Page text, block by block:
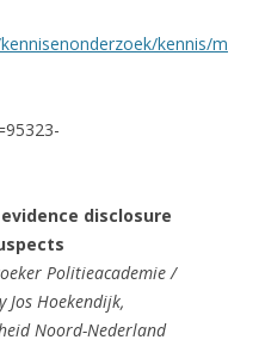
kennis/m
disclosure
Politieacademie /
Jos Hoekendijk,
Noord-Nederland